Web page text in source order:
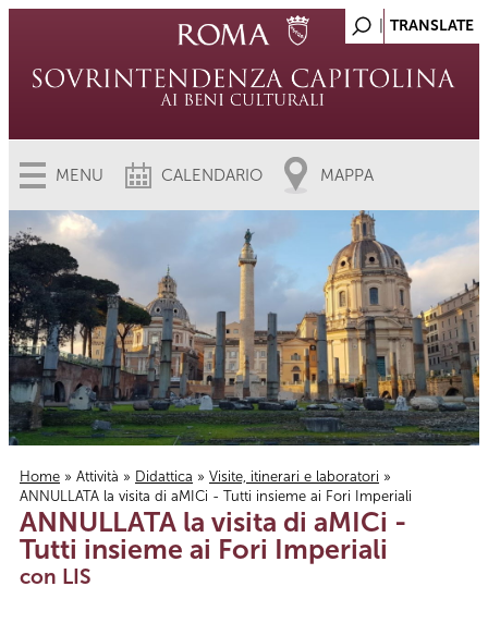
MENU CALENDARIO MAPPA
Tu sei qui
Home » Attività » Didattica » Visite, itinerari e laboratori »
ANNULLATA la visita di aMICi - Tutti insieme ai Fori Imperiali
ANNULLATA la visita di aMICi -
Tutti insieme ai Fori Imperiali
con LIS